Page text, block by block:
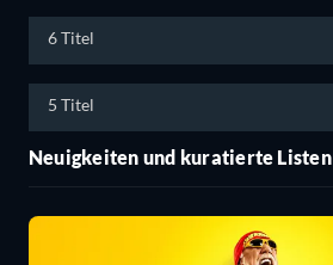
6 Titel
5 Titel
Neuigkeiten und kuratierte Listen